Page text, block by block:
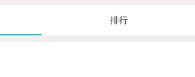
排行